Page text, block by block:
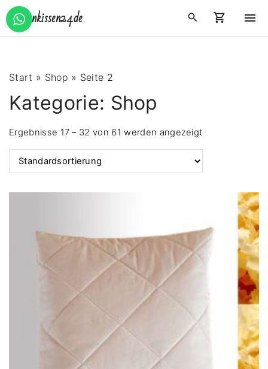
i
Zirbenkissen24.de
Start » Shop » Seite 2
Kategorie: Shop
Ergebnisse 17 – 32 von 61 werden angezeigt